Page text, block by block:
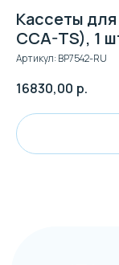
Кассеты
CCA-TS), 1
Артикул:BP7542-RU
16830,00 р.